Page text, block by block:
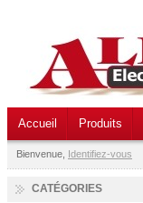
Accueil Produits
Bienvenue, Identifiez-vous
CATÉGORIES